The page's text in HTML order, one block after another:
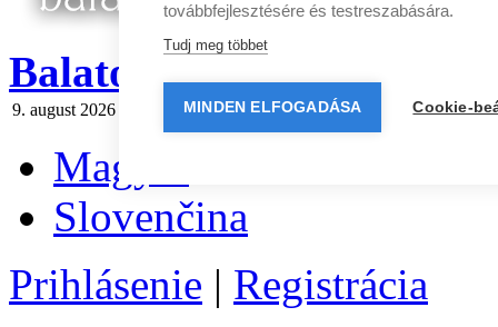
BalatonInfo.sk
9. august 2026 ĽubomíraZajtra:Vavrinec Spravodaj|
Magyar
Slovenčina
Prihlásenie | Registrácia
továbbfejlesztésére és testreszabására.
Tudj meg többet
MINDEN ELFOGADÁSA Cookie-